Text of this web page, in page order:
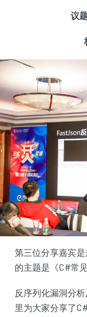
议
第三位分享嘉宾
的主题是《C#常
反序列化漏洞分
里为大家分享了